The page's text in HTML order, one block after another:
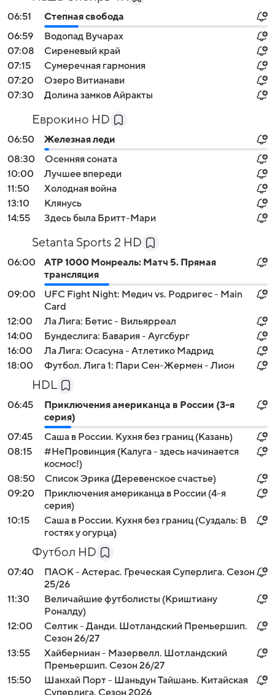
06:51
Степная свобода
06:59
Водопад Вучарах
07:08
Сиреневый край
07:15
Сумеречная гармония
07:20
Озеро Витианави
07:30
Долина замков Айракты
Еврокино HD
06:50
Железная леди
08:30
Осенняя соната
10:00
Лучшее впереди
11:50
Холодная война
13:10
Клянусь
14:55
Здесь была Бритт-Мари
Setanta Sports 2 HD
06:00
ATP 1000 Монреаль: Матч 5. Прямая
трансляция
09:00
UFC Fight Night: Медич vs. Родригес - Main
Card
12:00
Ла Лига: Бетис - Вильярреал
14:00
Бундеслига: Бавария - Аугсбург
16:00
Ла Лига: Осасуна - Атлетико Мадрид
18:00
Футбол. Лига 1: Пари Сен-Жермен - Лион
HDL
06:45
Приключения американца в России (3-я
серия)
07:45
Саша в России. Кухня без границ (Казань)
08:15
#НеПровинция (Калуга - здесь начинается
космос!)
08:50
Список Эрика (Деревенское счастье)
09:20
Приключения американца в России (4-я
серия)
10:15
Саша в России. Кухня без границ (Суздаль: В
гостях у огурца)
Футбол HD
07:40
ПАОК - Астерас. Греческая Суперлига. Сезон
25/26
11:30
Величайшие футболисты (Криштиану
Роналду)
12:00
Селтик - Данди. Шотландский Премьершип.
Сезон 26/27
13:55
Хайберниан - Мазервелл. Шотландский
Премьершип. Сезон 26/27
15:50
Шанхай Порт - Шаньдун Тайшань. Китайская
Суперлига. Сезон 2026